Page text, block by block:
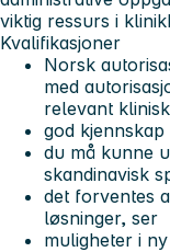
viktig ressurs i
Kvalifikasjoner
Norsk
med
relevant
god
du må kunne
skandinavisk
det forventes
løsninger, ser
muligheter i